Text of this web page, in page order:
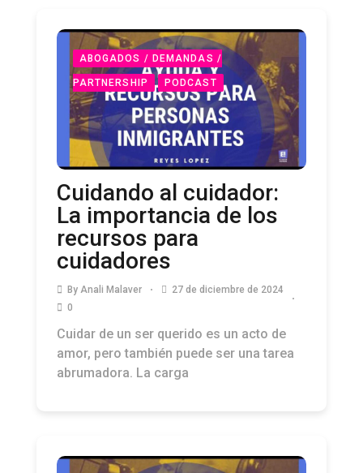
ABOGADOS / DEMANDAS /
PARTNERSHIP PODCAST
Cuidando al cuidador:
La importancia de los
recursos para
cuidadores
By Anali Malaver
27 de diciembre de 2024
0
Cuidar de un ser querido es un acto de
amor, pero también puede ser una tarea
abrumadora. La carga